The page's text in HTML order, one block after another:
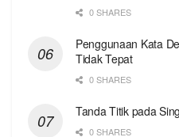
0 SHARES
Penggunaan Kata
Tidak Tepat
0 SHARES
Tanda Titik pada
0 SHARES